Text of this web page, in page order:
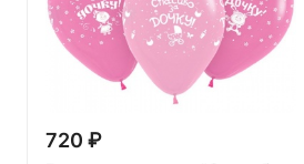
720 ₽